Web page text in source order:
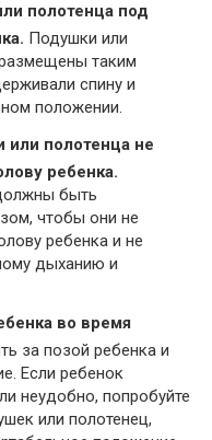
полотенца под
Подушки или
таким
спину и
положении.
или полотенца не
ребенка.
быть
чтобы они не
ребенка и не
дыханию и
во время
за позой ребенка и
Если ребенок
неудобно, попробуйте
или полотенец,